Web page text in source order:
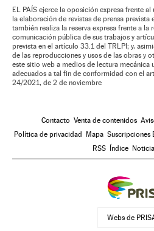
EL PAÍS ejerce la oposición expresa frente
la elaboración de revistas de prensa
también realiza la reserva expresa frente a
comunicación pública de sus trabajos y
prevista en el artículo 33.1 del TRLPI; y,
de las reproducciones y usos de las obras y
este sitio web a medios de lectura mecánica
adecuados a tal fin de conformidad con el
24/2021, de 2 de noviembre
Contacto Venta de contenidos
Política de privacidad
Mapa Suscripciones
RSS
Índice
Webs de